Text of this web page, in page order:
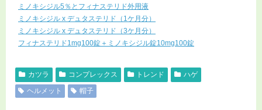
ミノキシジル5％とフィナステリド外用液
ミノキシジル x デュタステリド（1ケ月分）
ミノキシジル x デュタステリド（3ケ月分）
フィナステリド1mg100錠＋ミノキシジル錠10mg100錠
カツラ コンプレックス トレンド
ハゲ
ヘルメット
帽子